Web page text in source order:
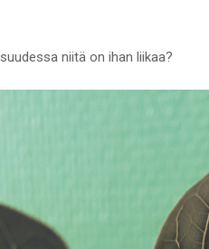
niitä on ihan liikaa?